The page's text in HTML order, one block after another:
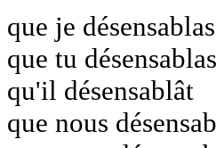
que je
que tu
qu'il désensablât
que nous